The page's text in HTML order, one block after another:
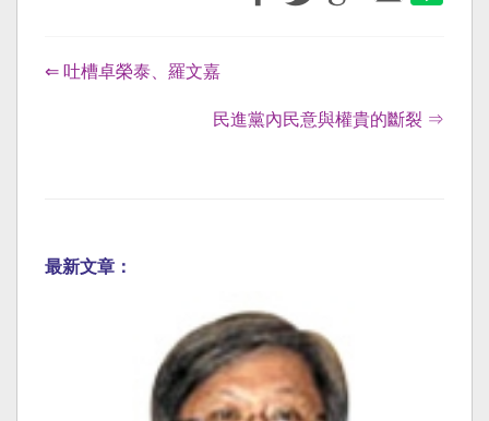
⇐ 吐槽卓榮泰、羅文嘉
民進黨內民意與權貴的斷裂 ⇒
最新文章：